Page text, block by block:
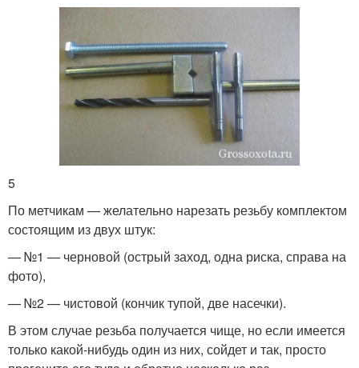
5
По метчикам — желательно нарезать резьбу комплектом
состоящим из двух штук:
— №1 — черновой (острый заход, одна риска, справа на
фото),
— №2 — чистовой (кончик тупой, две насечки).
В этом случае резьба получается чище, но если имеется
только какой-нибудь один из них, сойдет и так, просто